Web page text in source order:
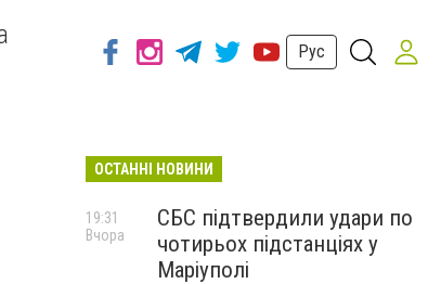
Рус
ОСТАННІ НОВИНИ
СБС підтвердили удари по
чотирьох підстанціях у
Маріуполі
19:31
Вчора